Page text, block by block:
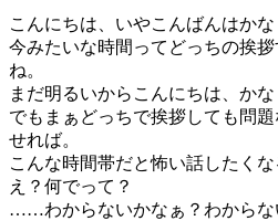
こんにちは、いやこんばんはかな
今みたいな時間ってどっちの挨
ね。
まだ明るいからこんにちは、かな
でもまぁどっちで挨拶しても問
せれば。
こんな時間帯だと怖い話したくな
え？何でって？
……わからないかなぁ？わからな